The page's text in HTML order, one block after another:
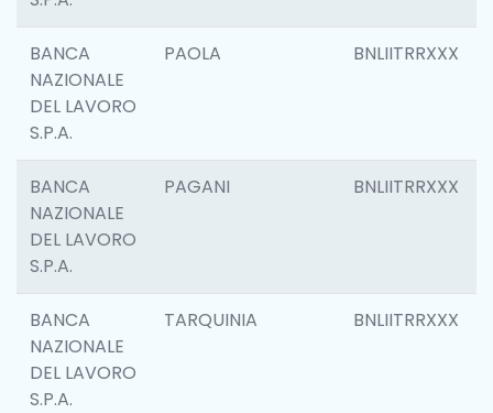
BANCA
NAZIONALE
DEL LAVORO
S.P.A.
PAOLA BNLIITRRXXX
BANCA
NAZIONALE
DEL LAVORO
S.P.A.
PAGANI BNLIITRRXXX
BANCA
NAZIONALE
DEL LAVORO
S.P.A.
TARQUINIA BNLIITRRXXX